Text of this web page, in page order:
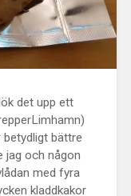
det upp ett
bättre
jag och någon
med fyra
kladdkakor